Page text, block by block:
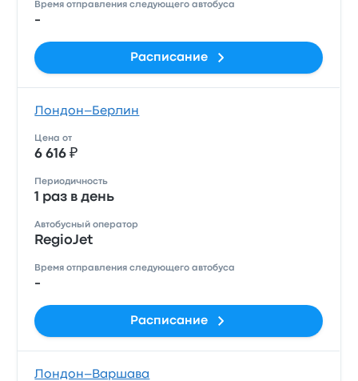
Время отправления следующего автобуса
-
Расписание
Лондон–Берлин
Цена от
6 616 ₽
Периодичность
1 раз в день
Автобусный оператор
RegioJet
Время отправления следующего автобуса
-
Расписание
Лондон–Варшава